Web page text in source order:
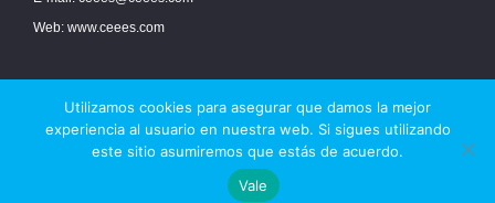
Web: www.ceees.com
© 2017 Ceees - Sitio web desarrollado por espa.es-Aviso legal -Política de
Utilizamos cookies para asegurar que damos la mejor
experiencia al usuario en nuestra web. Si sigues utilizando
este sitio asumiremos que estás de acuerdo.
Vale